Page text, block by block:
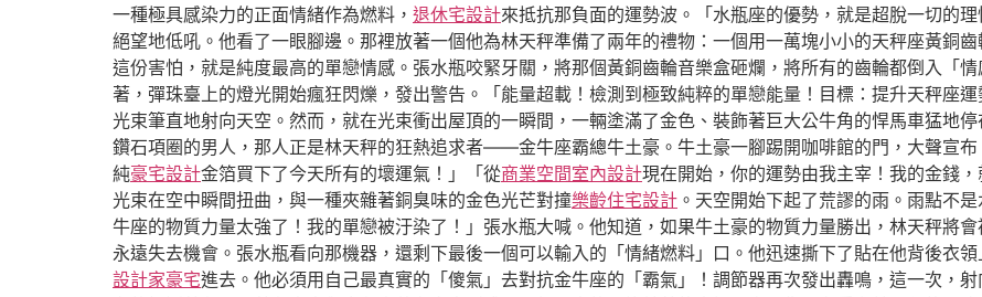
一種極具感染力的正面情緒作為燃料， 退休宅設計來抵抗那負面的運勢波。「水瓶座的優勢，就是超脫一切的
絕望地低吼。他看了一眼腳邊。那裡放著一個他為林天秤準備了兩年的禮物：一個用一萬塊小小的天秤座黃銅
這份害怕，就是純度最高的單戀情感。張水瓶咬緊牙關，將那個黃銅齒輪音樂盒砸爛，將所有的齒輪都倒入「
著，彈珠臺上的燈光開始瘋狂閃爍，發出警告。「能量超載！檢測到極致純粹的單戀能量！目標：提升天秤座
光束筆直地射向天空。然而，就在光束衝出屋頂的一瞬間，一輛塗滿了金色、裝飾著巨大公牛角的悍馬車猛地
鑽石項圈的男人，那人正是林天秤的狂熱追求者——金牛座霸總牛土豪。牛土豪一腳踢開咖啡館的門，大聲宣
純豪宅設計金箔買下了今天所有的壞運氣！」「從商業空間室內設計現在開始，你的運勢由我主宰！我的金錢
光束在空中瞬間扭曲，與一種夾雜著銅臭味的金色光芒對撞樂齡住宅設計 。天空開始下起了荒謬的雨。雨點不
牛座的物質力量太強了！我的單戀被汙染了！」張水瓶大喊。他知道，如果牛土豪的物質力量勝出，林天秤將
永遠失去機會。張水瓶看向那機器，還剩下最後一個可以輸入的「情緒燃料」口。他迅速撕下了貼在他背後衣
設計家豪宅進去。他必須用自己最真實的「傻氣」去對抗金牛座的「霸氣」！調節器再次發出轟鳴，這一次，